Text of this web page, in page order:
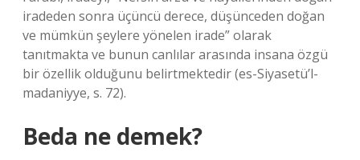
iradeden sonra üçüncü derece, düşünceden doğan
ve mümkün şeylere yönelen irade” olarak
tanıtmakta ve bunun canlılar arasında insana özgü
bir özellik olduğunu belirtmektedir (es-Siyasetü’l-
madaniyye, s. 72).
Beda ne demek?